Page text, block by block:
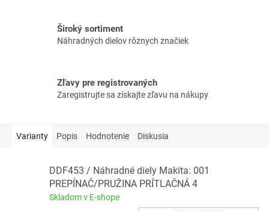
Široký sortiment
Náhradných dielov rôznych značiek
Zľavy pre registrovaných
Zaregistrujte sa získajte zľavu na nákupy
Varianty Popis Hodnotenie Diskusia
DDF453 / Náhradné diely Makita: 001
PREPÍNAČ/PRUŽINA PRÍTLAČNÁ 4
Skladom v E-shope